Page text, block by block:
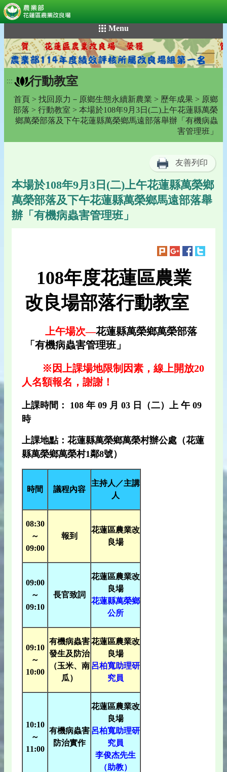
到
主
要
內
容
Menu
::: 行動教室
首頁 > 找回原力－原鄉生態永續新農業 > 歷年成果 > 原鄉
部落 > 行動教室 > 本場於108年9月3日(二)上午花蓮縣萬榮
鄉萬榮部落及下午花蓮縣萬榮鄉馬遠部落舉辦「有機病蟲
害管理班」
友善列印
本場於108年9月3日(二)上午花蓮縣萬榮鄉
萬榮部落及下午花蓮縣萬榮鄉馬遠部落舉
辦「有機病蟲害管理班」
108年度花蓮區農業
改良場部落行動教室
上午場次—花蓮縣萬榮鄉萬榮部落
「有機病蟲害管理班」
※因上課場地限制因素，線上開放20
人名額報名，謝謝！
上課時間： 108 年 09 月 03 日（二）上 午 09
時
上課地點：花蓮縣萬榮鄉萬榮村辦公處（花蓮
縣萬榮鄉萬榮村1鄰8號）
時間 議程內容
主持人／主講
人
08:30
～
09:00
報到
花蓮區農業改
良場
09:00
～
09:10
長官致詞
花蓮區農業改
良場
花蓮縣萬榮鄉
公所
09:10
～
10:00
有機病蟲害
發生及防治
（玉米、南
瓜）
花蓮區農業改
良場
呂柏寬助理研
究員
10:10
～
11:00
有機病蟲害
防治實作
花蓮區農業改
良場
呂柏寬助理研
究員
李俊杰先生
（助教）